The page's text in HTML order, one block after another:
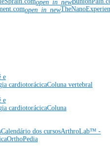
open_in_new
open_in_new
e
cardiotorácicaColuna vertebral
e
cardiotorácicaColuna
Calendário dos cursosArthroLab™ -
OrthoPedia